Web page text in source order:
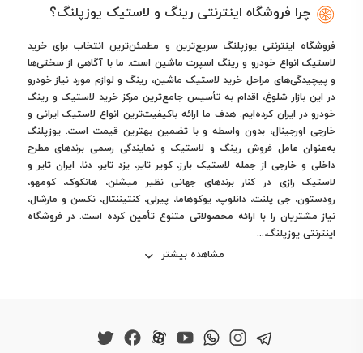
چرا فروشگاه اینترنتی رینگ و لاستیک یوزپلنگ؟
فروشگاه اینترنتی یوزپلنگ سریع‌ترین و مطمئن‌ترین انتخاب برای خرید
لاستیک انواع خودرو و رینگ اسپرت ماشین است. ما با آگاهی از سختی‌ها
و پیچیدگی‌های مراحل خرید لاستیک ماشین، رینگ و لوازم مورد نیاز خودرو
در این بازار شلوغ، اقدام به تأسیس جامع‌ترین مرکز خرید لاستیک و رینگ
خودرو در ایران کرده‌ایم. هدف ما ارائه باکیفیت‌ترین انواع لاستیک ایرانی و
خارجی اورجینال، بدون واسطه و با تضمین بهترین قیمت است. یوزپلنگ
به‌عنوان عامل فروش رینگ و لاستیک و نمایندگی رسمی برندهای مطرح
داخلی و خارجی از جمله لاستیک بارز، کویر تایر، یزد تایر، دنا، ایران تایر و
لاستیک رازی در کنار برندهای جهانی نظیر میشلن، هانکوک، کومهو،
رودستون، جی پلنت، دانلوپ، یوکوهاما، پیرلی، کنتیننتال، نکسن و مارشال،
نیاز مشتریان را با ارائه محصولاتی متنوع تأمین کرده است. در فروشگاه
اینترنتی یوزپلنگ،...
مشاهده بیشتر